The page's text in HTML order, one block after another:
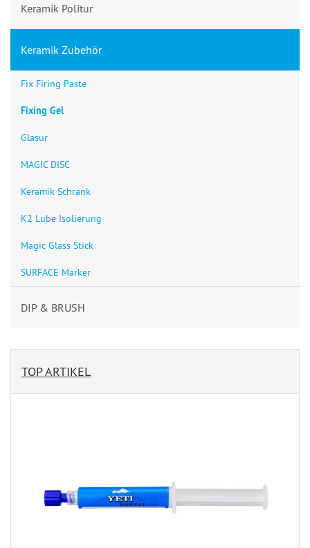
Keramik Politur
Keramik Zubehör
Fix Firing Paste
Fixing Gel
Glasur
MAGIC DISC
Keramik Schrank
K2 Lube Isolierung
Magic Glass Stick
SURFACE Marker
DIP & BRUSH
TOP ARTIKEL